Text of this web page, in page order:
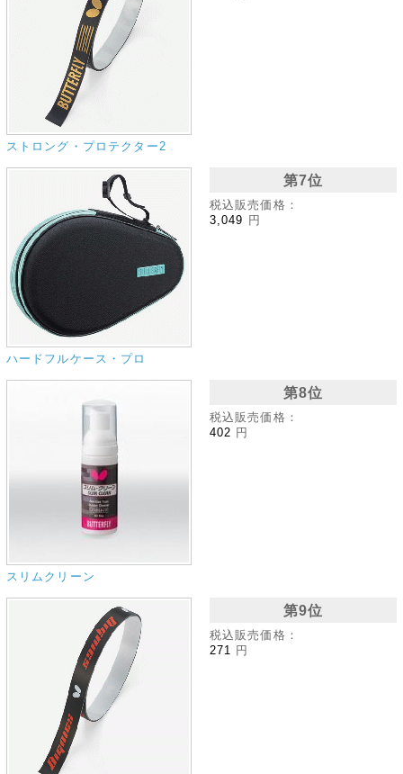
ストロング・プロテクター2
第7位
税込販売価格：
3,049 円
ハードフルケース・プロ
第8位
税込販売価格：
402 円
スリムクリーン
第9位
税込販売価格：
271 円